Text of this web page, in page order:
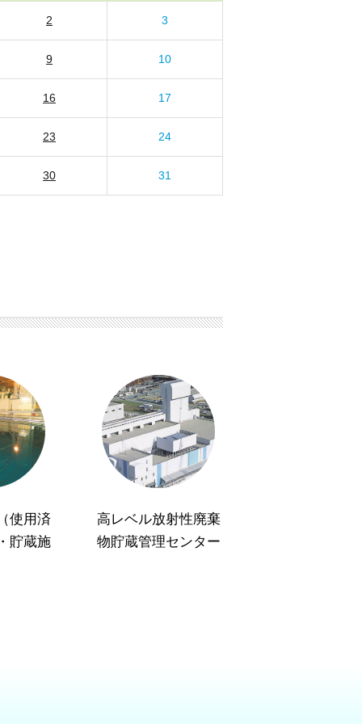
2 3
9 10
16 17
23 24
30 31
使用済
貯蔵施
高レベル放射性廃棄
物貯蔵管理センター